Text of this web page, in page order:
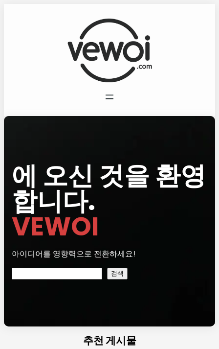
에 오신 것을 환영
합니다.
VEWOI
아이디어를 영향력으로 전환하세요!
검색
추천 게시물